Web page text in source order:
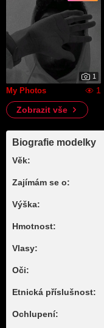
1
My Photos
1
Zobrazit vše
Biografie modelky
Věk:
Zajímám se o:
Výška:
Hmotnost:
Vlasy:
Oči:
Etnická příslušnost:
Ochlupení: